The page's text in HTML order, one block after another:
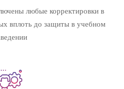
любые корректировки в
вплоть до защиты в учебном